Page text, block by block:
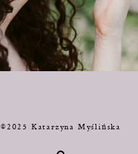
©2025 Katarzyna Myślińska